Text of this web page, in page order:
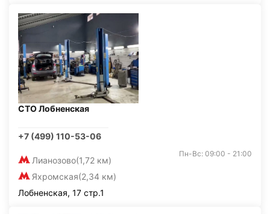
СТО Лобненская
+7 (499) 110-53-06
Лианозово(1,72 км)
Яхромская(2,34 км)
Пн-Вс: 09:00 - 21:00
Лобненская, 17 стр.1